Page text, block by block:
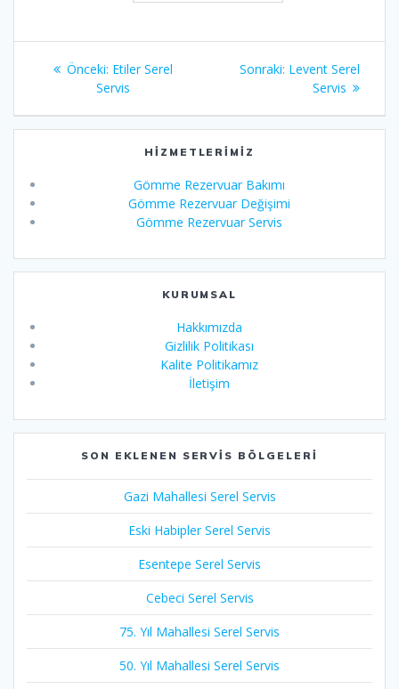
Yazı
gezinmesi
Önceki: Önceki
yazı:
Etiler Serel
Servis
Sonraki: Sonraki
Levent Serel
Servis
HIZMETLERIMIZ
Gömme Rezervuar Bakımı
Gömme Rezervuar Değişimi
Gömme Rezervuar Servis
KURUMSAL
Hakkımızda
Gizlilik Politikası
Kalite Politikamız
İletişim
SON EKLENEN SERVIS BÖLGELERI
Gazi Mahallesi Serel Servis
Eski Habipler Serel Servis
Esentepe Serel Servis
Cebeci Serel Servis
75. Yıl Mahallesi Serel Servis
50. Yıl Mahallesi Serel Servis